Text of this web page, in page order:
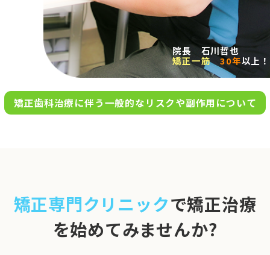
アクセス
お問い合わせ
完全
0120-695-578
※日曜は不定期で診療してい
ます
院長 石川哲也
矯正一筋
30年以上！
矯正歯科治療に伴う一般的なリスクや副作用について
矯正専門クリニックで矯正治療
を始めてみませんか?